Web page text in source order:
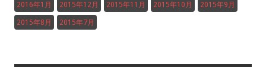
2016年1月 2015年12月 2015年11月 2015年10月 2015年9月
2015年8月 2015年7月